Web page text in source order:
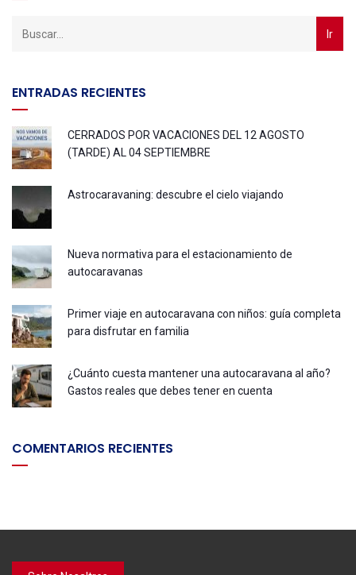
ENTRADAS RECIENTES
CERRADOS POR VACACIONES DEL 12 AGOSTO
(TARDE) AL 04 SEPTIEMBRE
Astrocaravaning: descubre el cielo viajando
Nueva normativa para el estacionamiento de
autocaravanas
Primer viaje en autocaravana con niños: guía completa
para disfrutar en familia
¿Cuánto cuesta mantener una autocaravana al año?
Gastos reales que debes tener en cuenta
COMENTARIOS RECIENTES